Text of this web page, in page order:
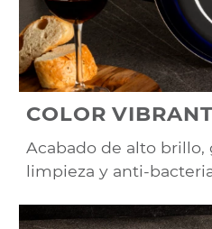
COLOR
Acabado de alto brillo,
limpieza y anti-